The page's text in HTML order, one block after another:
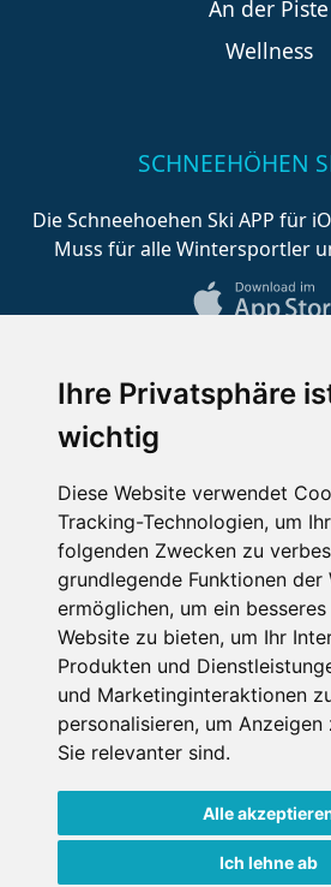
Ihre Privatsphäre
wichtig
Diese Website verwendet
Tracking-Technologien, um
folgenden Zwecken zu
grundlegende Funktionen der
ermöglichen, um ein
Website zu bieten, um Ihr
Produkten und
und Marketinginteraktionen
personalisieren, um
Sie relevanter sind.
Alle
Ich lehne ab
An der Piste
Wellness
SCHNEEHÖHEN
Die Schneehoehen Ski APP für
Muss für alle Wintersportler
Impressum
Nutzungsbedingungen
Portale
FAQ Newsletter
Copyright ©2026
Goldener Herbst in den Alpen-
& die Natur genießen!Jetzt